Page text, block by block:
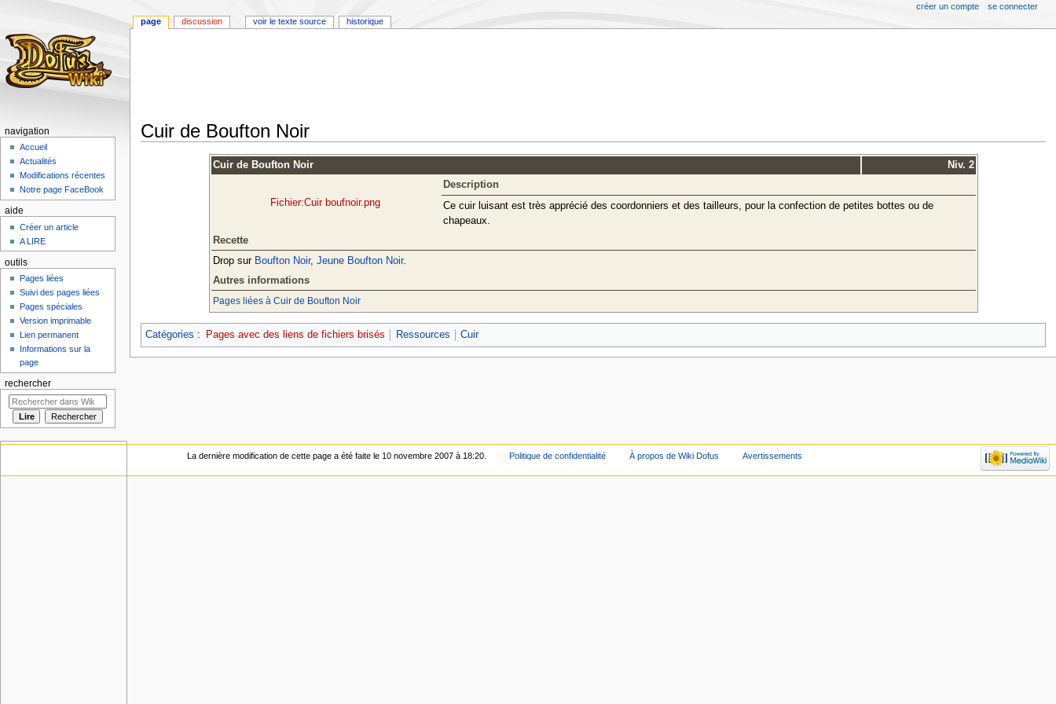
Cuir de Boufton Noir
Cuir de Boufton Noir Niv. 2
Fichier:Cuir boufnoir.png
Description
Ce cuir luisant est très apprécié des coordonniers et des tailleurs, pour la confection de petites bottes ou de
chapeaux.
Recette
Drop sur Boufton Noir, Jeune Boufton Noir.
Autres informations
Pages liées à Cuir de Boufton Noir
Catégories : Pages avec des liens de fichiers brisés Ressources Cuir
page discussion voir le texte source historique
créer un compte se connecter
navigation
Accueil
Actualités
Modifications récentes
Notre page FaceBook
aide
Créer un article
A LIRE
outils
Pages liées
Suivi des pages liées
Pages spéciales
Version imprimable
Lien permanent
Informations sur la
page
rechercher
La dernière modification de cette page a été faite le 10 novembre 2007 à 18:20. Politique de confidentialité À propos de Wiki Dofus Avertissements